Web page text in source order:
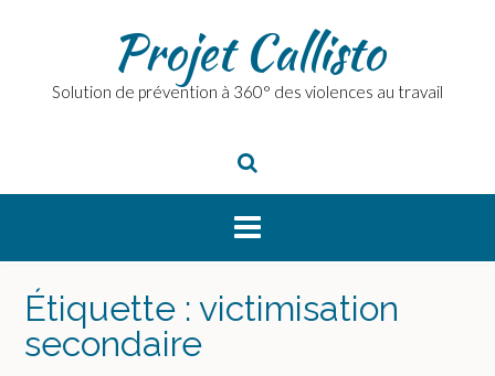
Projet Callisto
Solution de prévention à 360° des violences au travail
Étiquette : victimisation
secondaire